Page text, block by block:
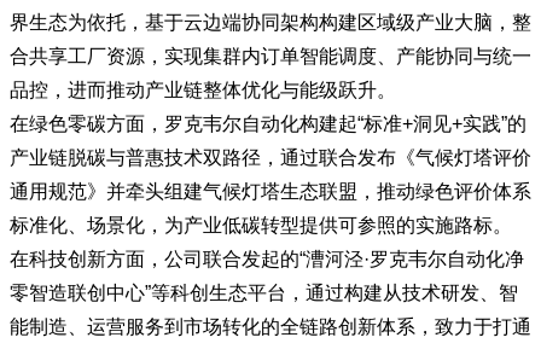
界生态为依托，基于云边端协同架构构建区域级产业大脑，整
合共享工厂资源，实现集群内订单智能调度、产能协同与统一
品控，进而推动产业链整体优化与能级跃升。
在绿色零碳方面，罗克韦尔自动化构建起“标准+洞见+实践”的
产业链脱碳与普惠技术双路径，通过联合发布《气候灯塔评价
通用规范》并牵头组建气候灯塔生态联盟，推动绿色评价体系
标准化、场景化，为产业低碳转型提供可参照的实施路标。
在科技创新方面，公司联合发起的“漕河泾·罗克韦尔自动化净
零智造联创中心”等科创生态平台，通过构建从技术研发、智
能制造、运营服务到市场转化的全链路创新体系，致力于打通